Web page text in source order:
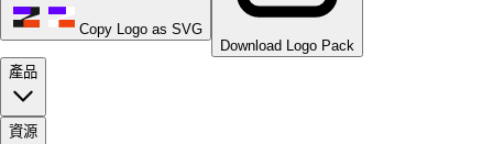
Copy Logo as SVG
Download Logo Pack
產品
資源